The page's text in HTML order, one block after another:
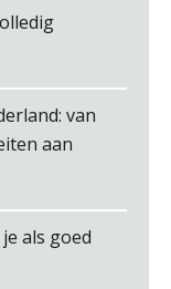
van
aan
als goed